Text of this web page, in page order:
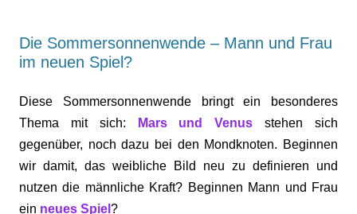
Die Sommersonnenwende – Mann und Frau
im neuen Spiel?
Diese Sommersonnenwende bringt ein besonderes
Thema mit sich:
Mars und Venus
stehen sich
gegenüber, noch dazu bei den Mondknoten. Beginnen
wir damit, das weibliche Bild neu zu definieren und
nutzen die männliche Kraft? Beginnen Mann und Frau
ein neues Spiel ?